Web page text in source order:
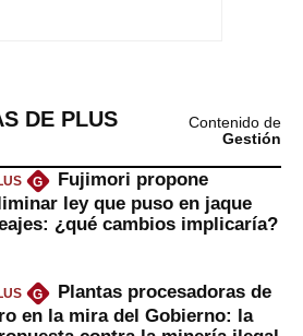
DE PLUS
Contenido de
Gestión
G
Fujimori propone
ley que puso en jaque
¿qué cambios implicaría?
G
Plantas procesadoras de
en la mira del Gobierno: la